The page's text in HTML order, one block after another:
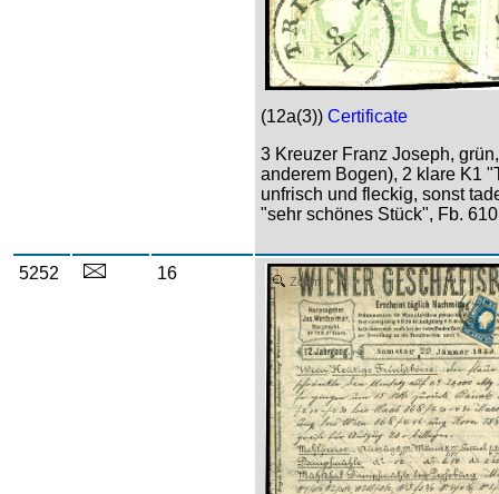
(12a(3)) Certificate
3 Kreuzer Franz Joseph,
anderem Bogen), 2 klare K1
unfrisch und fleckig, sonst
"sehr schönes Stück", Fb.
5252 16 Zoom